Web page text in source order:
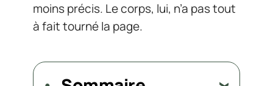
moins précis. Le corps, lui, n’a pas tout
à fait tourné la page.